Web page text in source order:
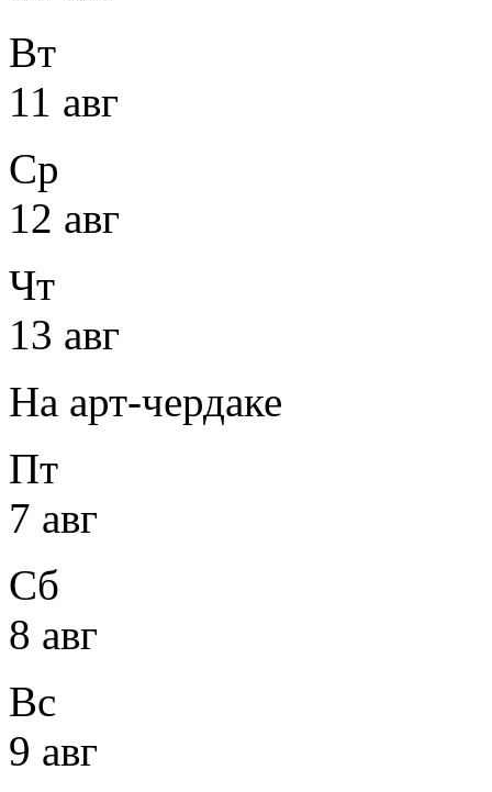
Вт
11 авг
Ср
12 авг
Чт
13 авг
На арт-чердаке
Пт
7 авг
Сб
8 авг
Вс
9 авг